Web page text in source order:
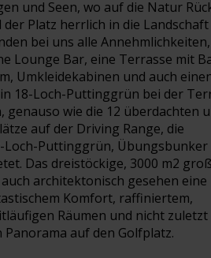
und Seen, wo auf die Natur
Platz herrlich in die Landschaft
bei uns alle
Lounge Bar, eine Terrasse mit
Umkleidekabinen und auch
18-Loch-Puttinggrün bei der
genauso wie die 12 überdachten
auf der Driving Range, die
Loch-Puttinggrün, Übungsbunker
Das dreistöckige, 3000 m2
architektonisch gesehen eine
Komfort, raffiniertem,
Räumen und nicht
auf den Golfplatz.